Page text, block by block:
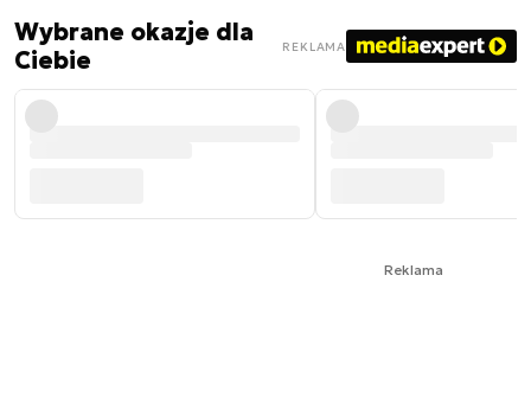
Wybrane okazje dla
Ciebie
REKLAMA
Reklama